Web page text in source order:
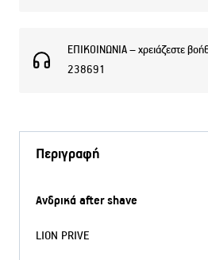
ΕΠΙΚΟΙΝΩΝΙΑ – χρειάζεστε
238691
Περιγραφή
Ανδρικά after shave
LION PRIVE